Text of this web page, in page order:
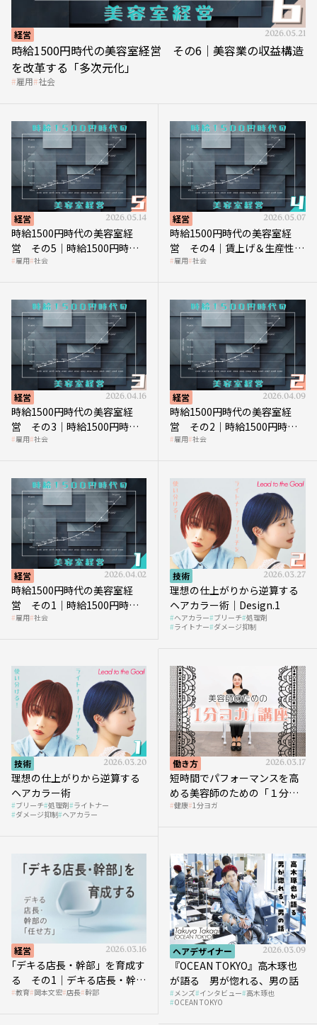
経営 2026.05.21
時給1500円時代の美容室経営 その6｜美容業の収益構造
を改革する「多次元化」
雇用 社会
経営 2026.05.14
時給1500円時代の美容室経
営 その5｜時給1500円時代
の到来は美容業の収益構造を
雇用 社会
経営 2026.05.07
時給1500円時代の美容室経
営 その4｜賃上げ＆生産性向
上につなげる賢い助成金活用
雇用 社会
経営 2026.04.16
時給1500円時代の美容室経
営 その3｜時給1500円時
代、美容業はどのような影響
雇用 社会
経営 2026.04.09
時給1500円時代の美容室経
営 その2｜時給1500円時代
に支払う給与はいくらなのか
雇用 社会
経営 2026.04.02
時給1500円時代の美容室経
営 その1｜時給1500円時代
へ向かう社会的背景
雇用 社会
技術 2026.03.27
理想の仕上がりから逆算する
ヘアカラー術｜Design.1
ヘアカラー ブリーチ 処理剤
ライトナー ダメージ抑制
技術 2026.03.20
理想の仕上がりから逆算する
ヘアカラー術
ブリーチ 処理剤 ライトナー
ダメージ抑制 ヘアカラー
働き方 2026.03.17
短時間でパフォーマンスを高
める美容師のための「１分ヨ
ガ」講座｜実践編
健康 1分ヨガ
経営 2026.03.16
｢デキる店長・幹部」を育成す
る その1｜デキる店長・幹部
の「任せ方」
教育 岡本文宏 店長 幹部
ヘアデザイナー 2026.03.09
『OCEAN TOKYO』高木琢也
が語る 男が惚れる、男の話
メンズ インタビュー 高木琢也
OCEAN TOKYO